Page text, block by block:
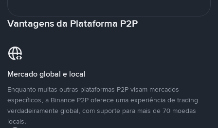
Vantagens da Plataforma P2P
Mercado global e local
Enquanto muitas outras plataformas P2P visam mercados
específicos, a Binance P2P oferece uma experiência de trading
verdadeiramente global, com suporte para mais de 70 moedas
locais.